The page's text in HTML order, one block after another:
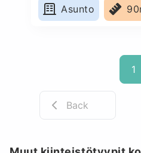
Asunto
1
Back